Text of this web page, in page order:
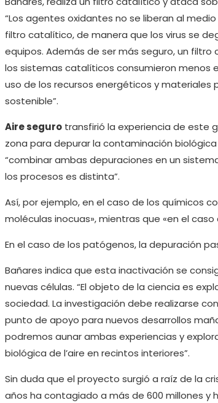
“Los agentes oxidantes no se liberan al
filtro catalítico, de manera que los virus se
equipos. Además de ser más seguro, un
los sistemas catalíticos consumieron menos
uso de los recursos energéticos y materiales
sostenible”.
Aire seguro transfirió la experiencia de este
zona para depurar la contaminación
“combinar ambas depuraciones en un
los procesos es distinta”.
Así, por ejemplo, en el caso de los químicos
moléculas inocuas», mientras que «en el
En el caso de los patógenos, la depuración
Bañares indica que esta inactivación se
nuevas células. “El objeto de la ciencia es
sociedad. La investigación debe realizarse
punto de apoyo para nuevos desarrollos
podremos aunar ambas experiencias y
biológica de l’aire en recintos interiores”.
Sin duda que el proyecto surgió a raíz de la
años ha contagiado a más de 600 millones y